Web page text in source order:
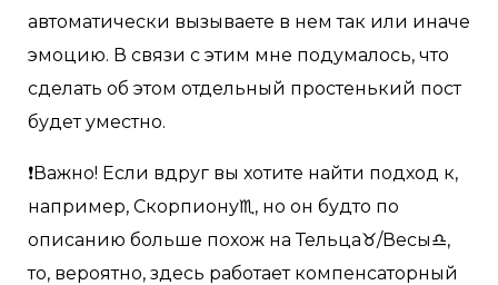
автоматически вызываете в нем так или иначе
эмоцию. В связи с этим мне подумалось, что
сделать об этом отдельный простенький пост
будет уместно.
❗️Важно! Если вдруг вы хотите найти подход к,
например, Скорпиону♏️, но он будто по
описанию больше похож на Тельца♉️/Весы♎️,
то, вероятно, здесь работает компенсаторный